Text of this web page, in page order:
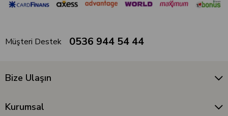
Müşteri Destek 0536 944 54 44
Bize Ulaşın
Kurumsal